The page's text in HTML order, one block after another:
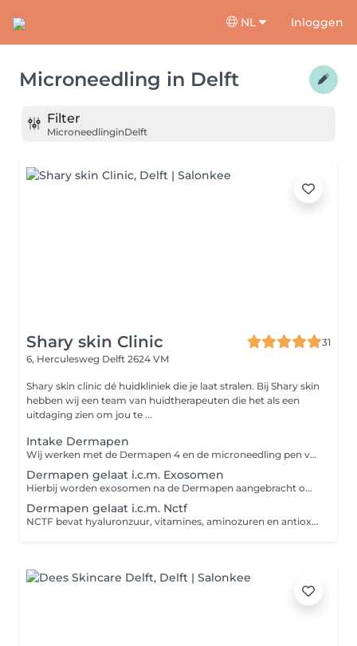
NL Inloggen
Microneedling in Delft
Filter
MicroneedlinginDelft
Shary skin Clinic
31
6, Herculesweg Delft 2624 VM
Shary skin clinic dé huidkliniek die je laat stralen. Bij Shary skin
hebben wij een team van huidtherapeuten die het als een
uitdaging zien om jou te ...
Intake Dermapen
Wij werken met de Dermapen 4 en de microneedling pen van Meditopics. Dit kunt u ook los inboeken.
Dermapen gelaat i.c.m. Exosomen
Hierbij worden exosomen na de Dermapen aangebracht om het huidherstel te ondersteunen en de huidvernieuwing te stimuleren. Exosomen bevatten groeifactoren en signaalstoffen die de huid helpen bij herstel, collageenaanmaak en verbetering van de huidstructuur. Ideaal voor een doffere huid, fijne lijntjes, littekens en een egalere, stralende teint.
Dermapen gelaat i.c.m. Nctf
NCTF bevat hyaluronzuur, vitamines, aminozuren en antioxidanten die de huid intens hydrateren, de huidkwaliteit verbeteren en fijne lijntjes en een doffe teint helpen verminderen.